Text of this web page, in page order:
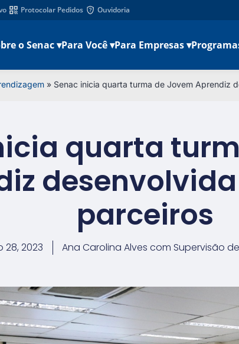
Protocolar Pedidos Ouvidoria
o Senac ▾Para Você ▾Para Empresas ▾
» Senac inicia quarta turma de Jovem Aprendiz
quarta
parceiros
28, 2023 Ana Carolina Alves com Supervisão